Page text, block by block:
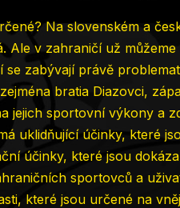
Na slovenském a
Ale v zahraničí už
se zabývají právě
bratia Diazovci,
jejich sportovní výkony a
uklidňující účinky, které
účinky, které jsou
sportovců a
které jsou určené na